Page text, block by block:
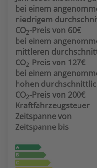
bei einem
niedrigem
CO2-Preis von 60€
bei einem
mittleren
CO2-Preis von 127€
bei einem
hohen
CO2-Preis von 200€
Kraftfahrzeugsteuer
Zeitspanne von
Zeitspanne bis